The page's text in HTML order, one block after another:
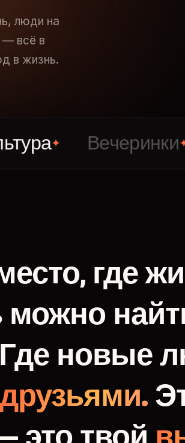
люди на
— всё в
в жизнь.
✦ Вечеринки✦
где
можно
Где новые
друзьями.